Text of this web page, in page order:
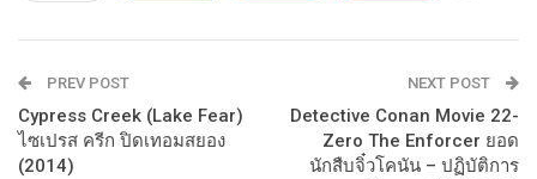
PREV POST
Cypress Creek (Lake Fear)
ไซเปรส ครีก ปิดเทอมสยอง
(2014)
NEXT POST
Detective Conan Movie 22-
Zero The Enforcer ยอด
นักสืบจิ๋วโคนัน – ปฏิบัติการ